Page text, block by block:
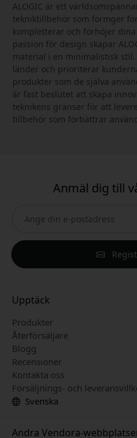
ALOGIC är ett
tekniktillbehör som formger
kompletterar och förhöjer
passion för design skapar
material i en minimalistisk stil.
länder och prioriterar
produkter som de själva
är fast beslutet att skapa
teknikens gränser för att
tillbehör som förbättrar
Anmäl dig till
Upptäck
Produkter
Återförsäljare
Blogg
Recensioner
Kontakta oss
Försäljnings- och
Svenska
Andra Vendora-